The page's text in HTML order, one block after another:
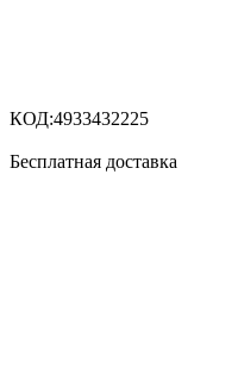
КОД:4933432225
Бесплатная доставка